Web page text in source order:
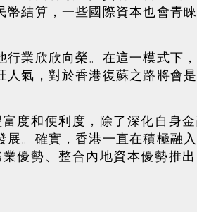
結算，一些國際資本也會青
業欣欣向榮。在這一模式下
氣，對於香港復蘇之路將會
度和便利度，除了深化自身
。確實，香港一直在積極融
優勢、整合內地資本優勢推